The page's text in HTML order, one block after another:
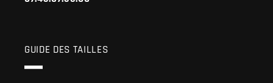
GUIDE DES TAILLES